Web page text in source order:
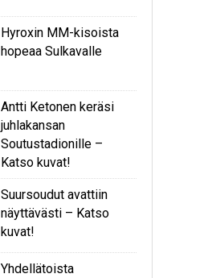
Hyroxin MM-kisoista
hopeaa Sulkavalle
Antti Ketonen keräsi
juhlakansan
Soutustadionille –
Katso kuvat!
Suursoudut avattiin
näyttävästi – Katso
kuvat!
Yhdellätoista